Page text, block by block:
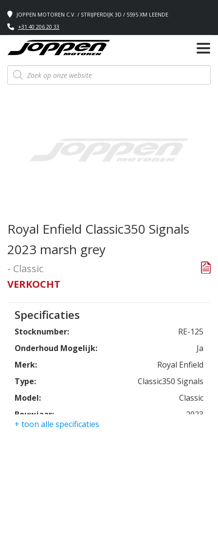
JOPPEN MOTOREN C.V. / STRIJPERDIJK 3D / 5595 XM LEENDE
+31 40 206 20 33
Producten
zoeken
Royal Enfield Classic350 Signals
2023 marsh grey
- Classic
VERKOCHT
Specificaties
Stocknumber:
RE-125
Onderhoud Mogelijk:
Ja
Merk:
Royal Enfield
Type:
Classic350 Signals
Model:
Classic
Bouwjaar:
2023
+ toon alle specificaties